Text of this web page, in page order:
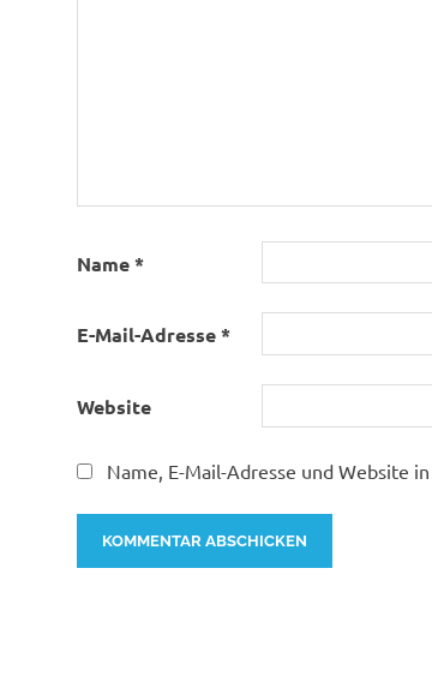
Name*
E-Mail-Adresse*
Website
Name, E-Mail-Adresse und Website